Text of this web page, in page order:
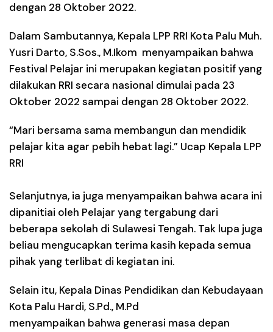
dengan 28 Oktober 2022.
Dalam Sambutannya, Kepala LPP RRI Kota Palu Muh.
Yusri Darto, S.Sos., M.Ikom menyampaikan bahwa
Festival Pelajar ini merupakan kegiatan positif yang
dilakukan RRI secara nasional dimulai pada 23
Oktober 2022 sampai dengan 28 Oktober 2022.
“Mari bersama sama membangun dan mendidik
pelajar kita agar pebih hebat lagi.” Ucap Kepala LPP
RRI
Selanjutnya, ia juga menyampaikan bahwa acara ini
dipanitiai oleh Pelajar yang tergabung dari
beberapa sekolah di Sulawesi Tengah. Tak lupa juga
beliau mengucapkan terima kasih kepada semua
pihak yang terlibat di kegiatan ini.
Selain itu, Kepala Dinas Pendidikan dan Kebudayaan
Kota Palu Hardi, S.Pd., M.Pd
menyampaikan bahwa generasi masa depan